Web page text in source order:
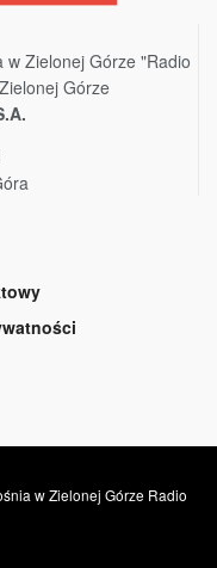
w Zielonej Górze "Radio
Górze
w Zielonej Górze Radio